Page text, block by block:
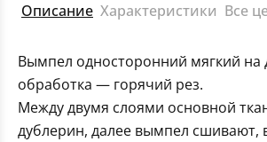
Описание Характеристики Все
Вымпел односторонний мягкий на
обработка — горячий рез.
Между двумя слоями основной
дублерин, далее вымпел сшивают,